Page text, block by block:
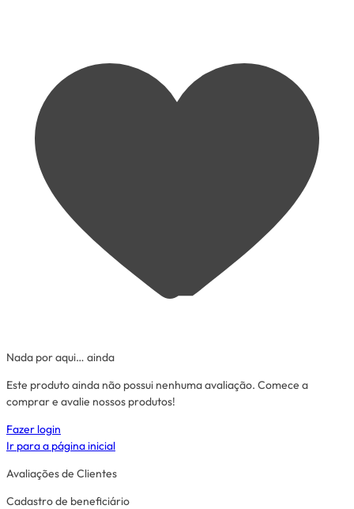
Nada por aqui… ainda
Este produto ainda não possui nenhuma avaliação. Comece a
comprar e avalie nossos produtos!
Fazer login
Ir para a página inicial
Avaliações de Clientes
Cadastro de beneficiário